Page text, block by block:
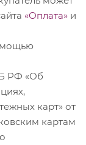
«Оплата» и
РФ «Об
карт» от
картам